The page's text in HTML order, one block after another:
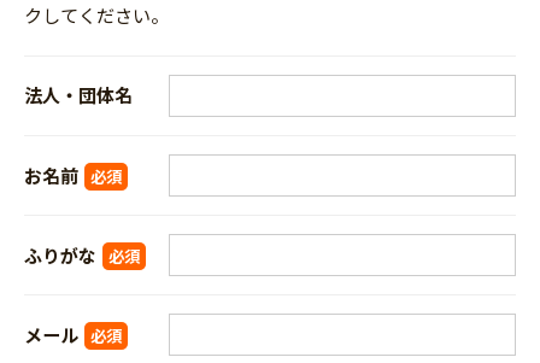
クしてください。
法人・団体名
お名前 必須
ふりがな 必須
メール 必須